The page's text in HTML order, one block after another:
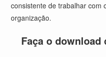
consistente de trabalhar com
organização.
Faça o